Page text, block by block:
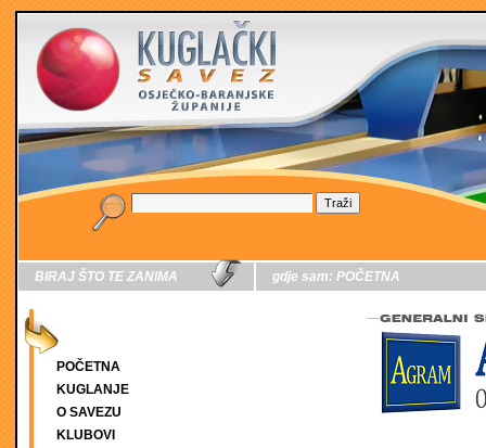
BIRAJ ŠTO TE ZANIMA
POČETNA
KUGLANJE
O SAVEZU
KLUBOVI
gdje sam: POČETNA